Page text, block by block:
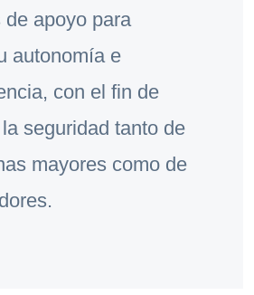
de apoyo para
autonomía e
con el fin de
seguridad tanto de
mayores como de